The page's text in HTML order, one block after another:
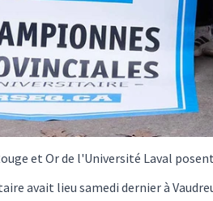
et Or de l'Université Laval
avait lieu samedi dernier à